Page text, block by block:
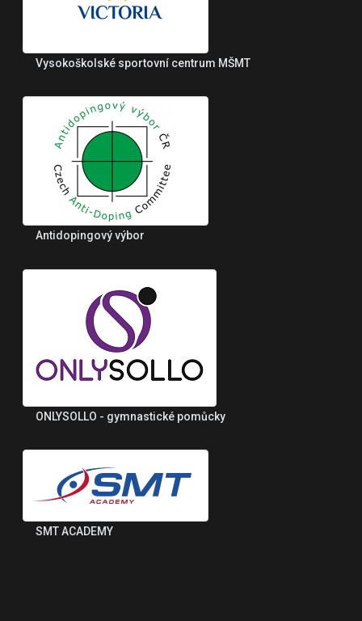
Vysokoškolské sportovní centrum MŠMT
Antidopingový výbor
ONLYSOLLO - gymnastické pomůcky
SMT ACADEMY